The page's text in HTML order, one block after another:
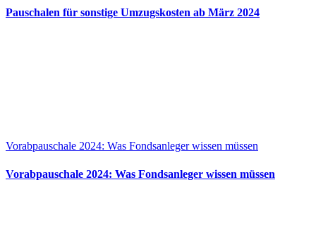
Pauschalen für sonstige Umzugskosten ab März 2024
Vorabpauschale 2024: Was Fondsanleger wissen müssen
Vorabpauschale 2024: Was Fondsanleger wissen müssen